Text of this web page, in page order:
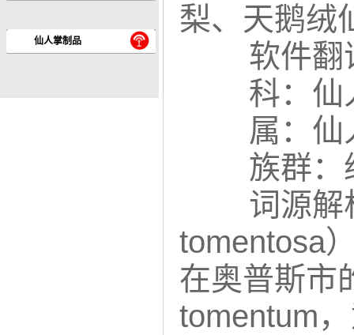
仙人掌制品
梨、 天鹅绒
软件翻
科：仙
属：仙
族群：
词源解
tomentosa
在奥普斯市
tomentum